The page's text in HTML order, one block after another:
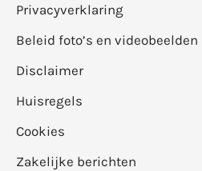
Privacyverklaring
Beleid foto’s en videobeelden
Disclaimer
Huisregels
Cookies
Zakelijke berichten